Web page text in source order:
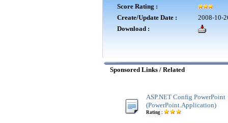
Score Rating :
Create/Update Date :
2008-10-
Download :
Sponsored Links / Related
ASP.NET Config PowerPoint
(PowerPoint.Application)
Rating :